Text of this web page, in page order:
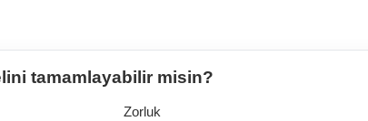
tamamlayabilir misin?
Zorluk